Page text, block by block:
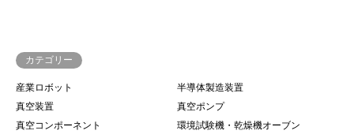
カテゴリー
産業ロボット
半導体製造装置
真空装置
真空ポンプ
真空コンポーネント
環境試験機・乾燥機オーブン